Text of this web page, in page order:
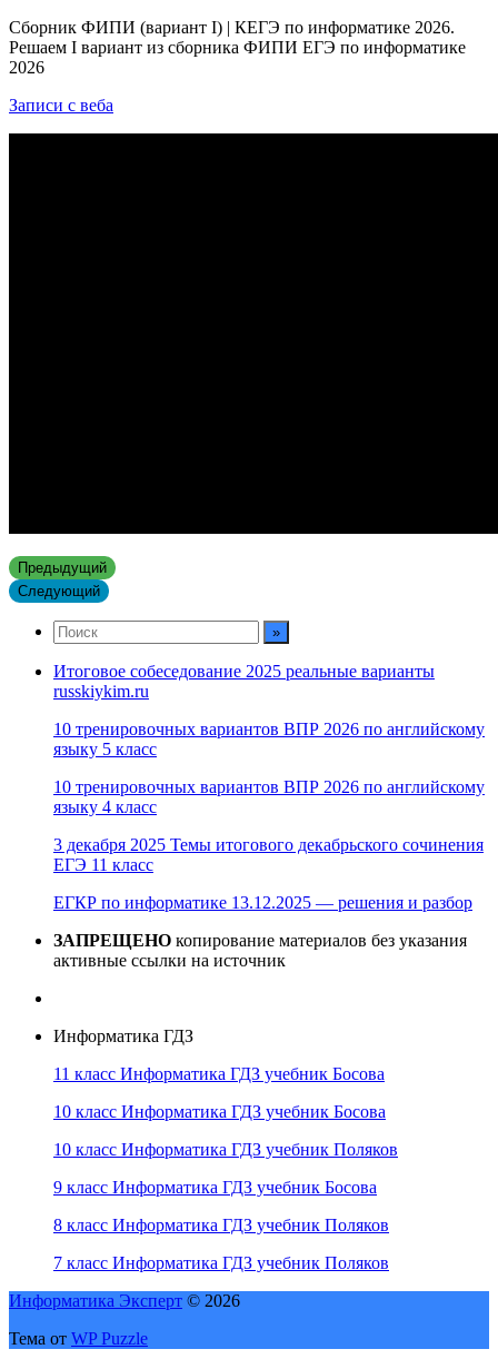
Сборник ФИПИ (вариант I) | КЕГЭ по информатике 2026.
Решаем I вариант из сборника ФИПИ ЕГЭ по информатике
2026
Записи с веба
Предыдущий
Следующий
Итоговое собеседование 2025 реальные варианты
russkiykim.ru
10 тренировочных вариантов ВПР 2026 по английскому
языку 5 класс
10 тренировочных вариантов ВПР 2026 по английскому
языку 4 класс
3 декабря 2025 Темы итогового декабрьского сочинения
ЕГЭ 11 класс
ЕГКР по информатике 13.12.2025 — решения и разбор
ЗАПРЕЩЕНО копирование материалов без указания
активные ссылки на источник
Информатика ГДЗ
11 класс Информатика ГДЗ учебник Босова
10 класс Информатика ГДЗ учебник Босова
10 класс Информатика ГДЗ учебник Поляков
9 класс Информатика ГДЗ учебник Босова
8 класс Информатика ГДЗ учебник Поляков
7 класс Информатика ГДЗ учебник Поляков
Информатика Эксперт © 2026
Тема от WP Puzzle